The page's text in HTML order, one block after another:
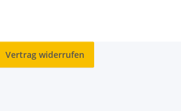
Vertrag widerrufen